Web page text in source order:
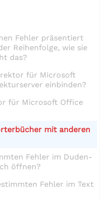
Fehler präsentiert
Reihenfolge, wie sie
das?
für Microsoft
einbinden?
für Microsoft Office
mit anderen
Fehler im Duden-
öffnen?
Fehler im Text